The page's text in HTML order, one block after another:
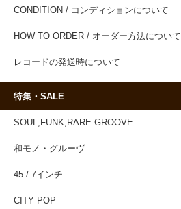
CONDITION / コンディションについて
HOW TO ORDER / オーダー方法について
レコードの発送時について
特集・SALE
SOUL,FUNK,RARE GROOVE
和モノ・グルーヴ
45 / 7インチ
CITY POP